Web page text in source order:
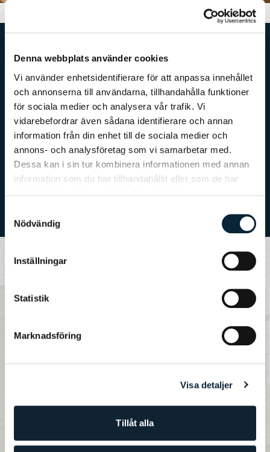
Denna webbplats använder cookies
Vi använder enhetsidentifierare för att anpassa innehållet
och annonserna till användarna, tillhandahålla funktioner
för sociala medier och analysera vår trafik. Vi
vidarebefordrar även sådana identifierare och annan
information från din enhet till de sociala medier och
annons- och analysföretag som vi samarbetar med.
Dessa kan i sin tur kombinera informationen med annan
information som du har tillhandahållit eller som de har
Nödvändig
Inställningar
Statistik
Marknadsföring
Visa detaljer
Tillåt alla
En klassisk
svensk skola
Vi är en traditionell skola fri från trender. I våra klassrum
råder studiero där läraren får vara ledaren. Vi prioriterar
ordning & reda, studiero, gott uppförande och disciplin, men
även läsning av skönlitteratur, handstil och skrivstil.
lärare och rektor via mejl med snabb respons. Det
märks att det ligger i skolans intresse att eleverna ska
få de bästa möjligheterna att klara av
kunskapsmålen!”